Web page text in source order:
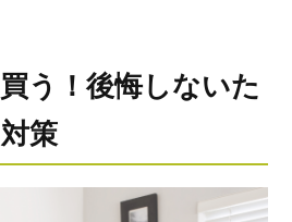
う！後悔しないた
策